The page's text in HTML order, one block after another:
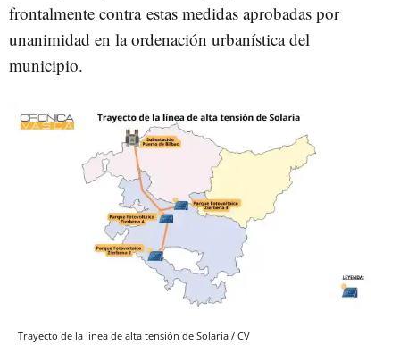
frontalmente contra estas medidas aprobadas por
unanimidad en la ordenación urbanística del
municipio.
Trayecto de la línea de alta tensión de Solaria / CV